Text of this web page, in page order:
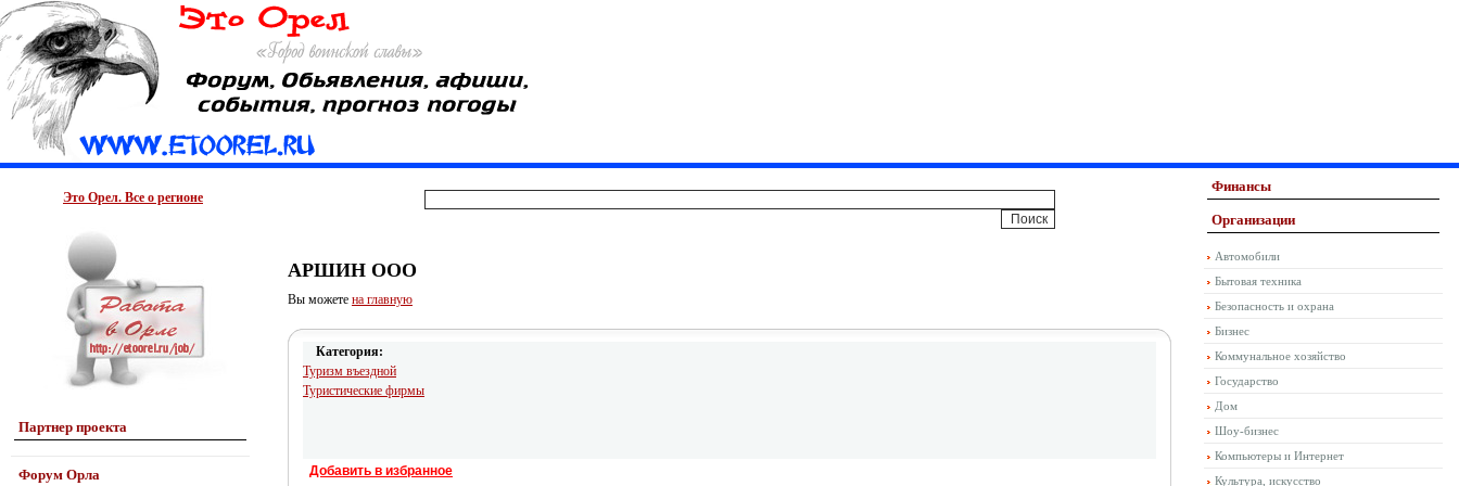
Это Орел. Все о регионе
Партнер проекта
Форум Орла
АРШИН ООО
Вы можете на главную
Категория:
Туризм въездной
Туристические фирмы
Добавить в избранное
Финансы
Организации
Автомобили
Бытовая техника
Безопасность и охрана
Бизнес
Коммунальное хозяйство
Государство
Дом
Шоу-бизнес
Компьютеры и Интернет
Культура, искусство